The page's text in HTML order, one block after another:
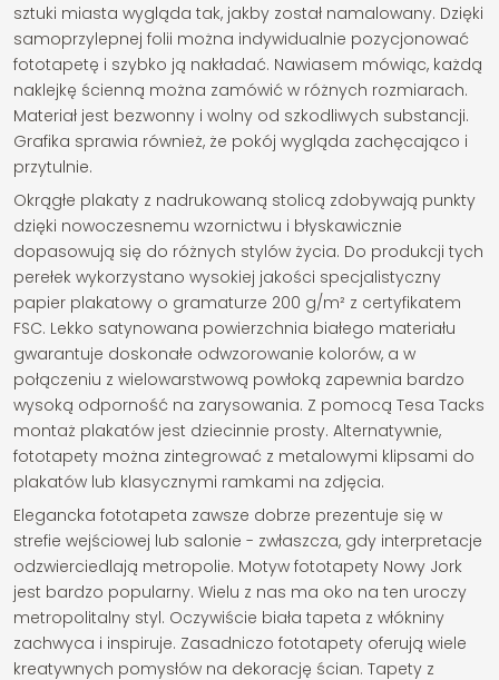
sztuki miasta wygląda tak, jakby został namalowany. Dzięki
samoprzylepnej folii można indywidualnie pozycjonować
fototapetę i szybko ją nakładać. Nawiasem mówiąc, każdą
naklejkę ścienną można zamówić w różnych rozmiarach.
Materiał jest bezwonny i wolny od szkodliwych substancji.
Grafika sprawia również, że pokój wygląda zachęcająco i
przytulnie.
Okrągłe plakaty z nadrukowaną stolicą zdobywają punkty
dzięki nowoczesnemu wzornictwu i błyskawicznie
dopasowują się do różnych stylów życia. Do produkcji tych
perełek wykorzystano wysokiej jakości specjalistyczny
papier plakatowy o gramaturze 200 g/m² z certyfikatem
FSC. Lekko satynowana powierzchnia białego materiału
gwarantuje doskonałe odwzorowanie kolorów, a w
połączeniu z wielowarstwową powłoką zapewnia bardzo
wysoką odporność na zarysowania. Z pomocą Tesa Tacks
montaż plakatów jest dziecinnie prosty. Alternatywnie,
fototapety można zintegrować z metalowymi klipsami do
plakatów lub klasycznymi ramkami na zdjęcia.
Elegancka fototapeta zawsze dobrze prezentuje się w
strefie wejściowej lub salonie - zwłaszcza, gdy interpretacje
odzwierciedlają metropolie. Motyw fototapety Nowy Jork
jest bardzo popularny. Wielu z nas ma oko na ten uroczy
metropolitalny styl. Oczywiście biała tapeta z włókniny
zachwyca i inspiruje. Zasadniczo fototapety oferują wiele
kreatywnych pomysłów na dekorację ścian. Tapety z